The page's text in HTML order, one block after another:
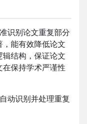
识别论文重复部分
能有效降低论文
结构，保证论文
保持学术严谨性
动识别并处理重复